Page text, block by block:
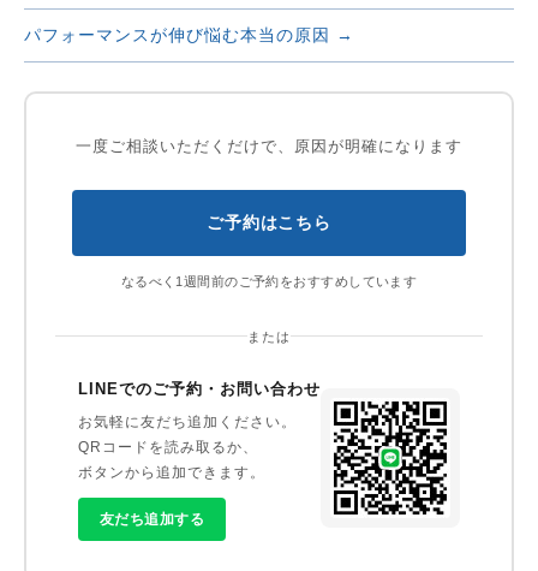
パフォーマンスが伸び悩む本当の原因 →
一度ご相談いただくだけで、原因が明確になります
ご予約はこちら
なるべく1週間前のご予約をおすすめしています
または
LINEでのご予約・お問い合わせ
お気軽に友だち追加ください。
QRコードを読み取るか、
ボタンから追加できます。
友だち追加する